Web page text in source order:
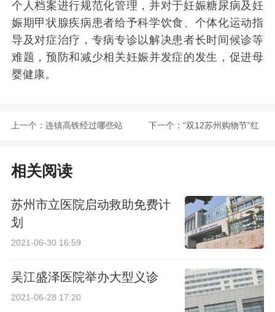
个人档案进行规范化管理，并对于妊娠糖尿病及妊
娠期甲状腺疾病患者给予科学饮食、个体化运动指
导及对症治疗，专病专诊以解决患者长时间候诊等
难题，预防和减少相关妊娠并发症的发生，促进母
婴健康。
上一个： 连镇高铁经过哪些站 下一个： “双12苏州购物节”红
相关阅读
苏州市立医院启动救助免费计
划
2021-06-30 16:59
吴江盛泽医院举办大型义诊
2021-06-28 17:20